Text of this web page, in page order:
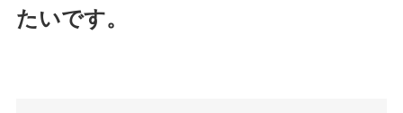
たいです。